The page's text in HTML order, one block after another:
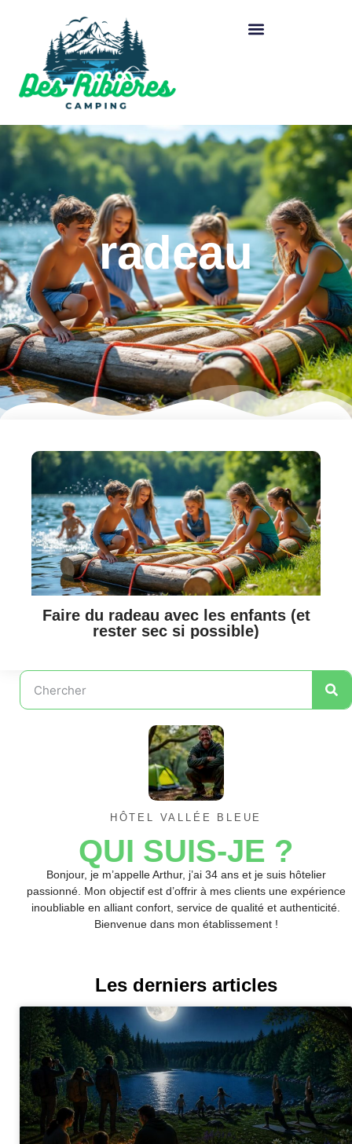
radeau
Faire du radeau avec les enfants (et
rester sec si possible)
HÔTEL VALLÉE BLEUE
QUI SUIS-JE ?
Bonjour, je m’appelle Arthur, j’ai 34 ans et je suis hôtelier
passionné. Mon objectif est d’offrir à mes clients une expérience
inoubliable en alliant confort, service de qualité et authenticité.
Bienvenue dans mon établissement !
Les derniers articles